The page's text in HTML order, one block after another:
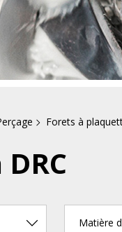
Forets à
Matière